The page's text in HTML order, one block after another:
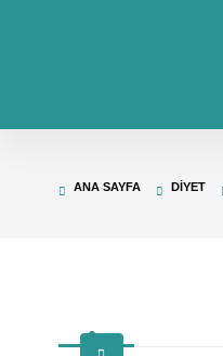
ANA SAYFA DIYET